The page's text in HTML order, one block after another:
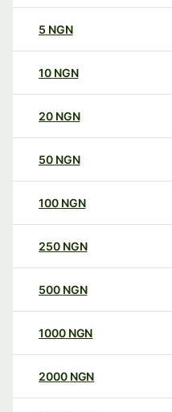
5 NGN
10 NGN
20 NGN
50 NGN
100 NGN
250 NGN
500 NGN
1000 NGN
2000 NGN